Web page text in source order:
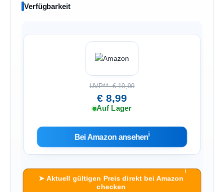
Verfügbarkeit
UVP**: € 10,99
€ 8,99
Auf Lager
Bei Amazon ansehenℹ︎
➤ Aktuell gültigen Preis direkt bei Amazon
checken
ℹ︎